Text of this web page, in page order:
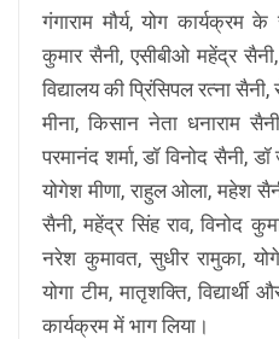
गंगाराम मौर्य, योग
कुमार सैनी, एसीबीओ महेंद्र सैनी,
विद्यालय की प्रिंसिपल रत्ना
मीना, किसान नेता धनाराम
परमानंद शर्मा, डॉ विनोद सैनी,
योगेश मीणा, राहुल ओला, महेश
सैनी, महेंद्र सिंह राव, विनोद
नरेश कुमावत, सुधीर रामुका,
योगा टीम, मातृशक्ति, विद्यार्थी
कार्यक्रम में भाग लिया।